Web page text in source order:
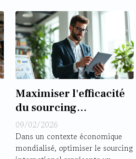
Maximiser l'efficacité
du sourcing
international :
Stratégies et conseils
09/02/2026
Dans un contexte économique
mondialisé, optimiser le sourcing